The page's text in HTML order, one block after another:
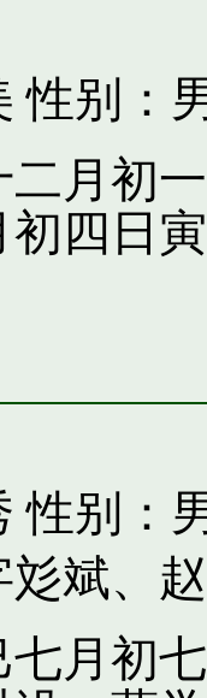
性别：
月初
四日
性别：
彣斌、
月初